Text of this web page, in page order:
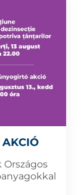
AKCIÓ